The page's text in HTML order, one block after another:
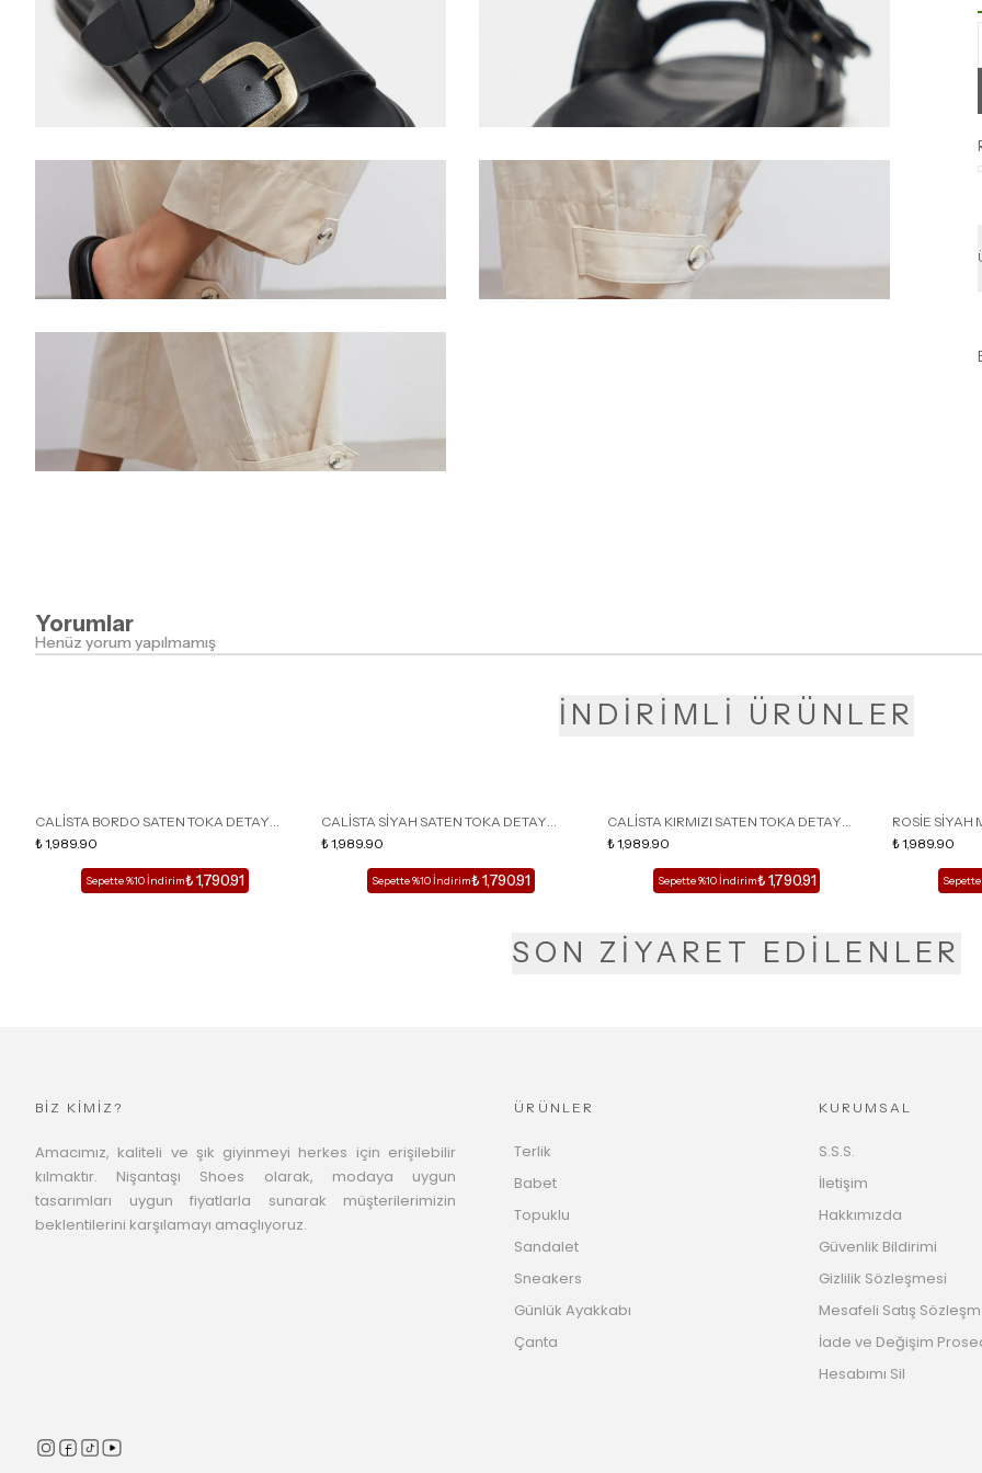
Yorumlar
Henüz yorum yapılmamış
İNDİRİMLİ ÜRÜNLER
CALİSTA BORDO SATEN TOKA DETAY
SİVRİ BURUN KADIN TOPUKLU TERLİK
₺ 1,989.90
Sepette %10 İndirim₺ 1,790.91
CALİSTA SİYAH SATEN TOKA DETAY
SİVRİ BURUN KADIN TOPUKLU TERLİK
₺ 1,989.90
Sepette %10 İndirim₺ 1,790.91
CALİSTA KIRMIZI SATEN TOKA DETAY
SİVRİ BURUN KADIN TOPUKLU TERLİK
₺ 1,989.90
Sepette %10 İndirim₺ 1,790.91
ROSİE SİYAH
DETAY
₺ 1,989.90
SON ZİYARET EDİLENLER
BİZ KİMİZ?
Amacımız, kaliteli ve şık giyinmeyi herkes için erişilebilir
kılmaktır. Nişantaşı Shoes olarak, modaya uygun
tasarımları uygun fiyatlarla sunarak müşterilerimizin
beklentilerini karşılamayı amaçlıyoruz.
ÜRÜNLER
Terlik
Babet
Topuklu
Sandalet
Sneakers
Günlük Ayakkabı
Çanta
KURUMSAL
S.S.S.
İletişim
Hakkımızda
Güvenlik Bildirimi
Gizlilik Sözleşmesi
Mesafeli Satış
İade ve Değişim
Hesabımı Sil